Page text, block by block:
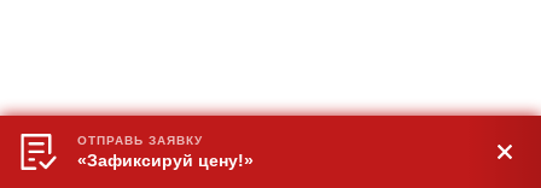
ОТПРАВЬ ЗАЯВКУ
«Зафиксируй цену!»